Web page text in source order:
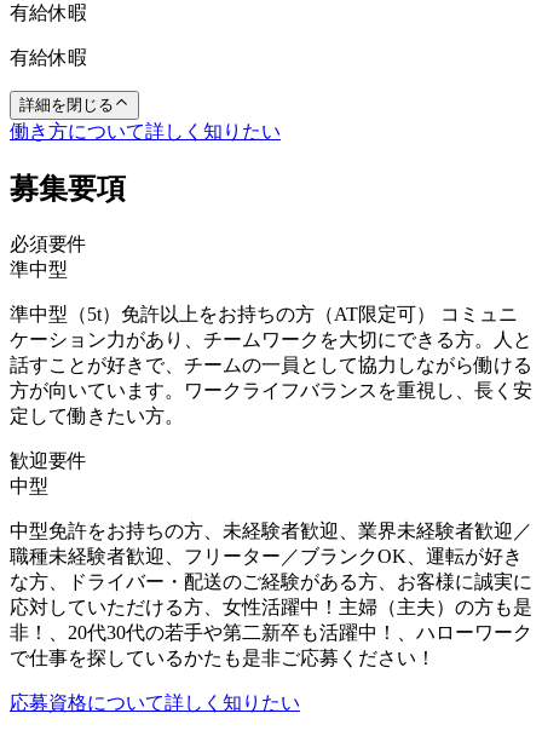
有給休暇
有給休暇
詳細を閉じる
働き方について詳しく知りたい
募集要項
必須要件
準中型
準中型（5t）免許以上をお持ちの方（AT限定可） コミュニ
ケーション力があり、チームワークを大切にできる方。人と
話すことが好きで、チームの一員として協力しながら働ける
方が向いています。ワークライフバランスを重視し、長く安
定して働きたい方。
歓迎要件
中型
中型免許をお持ちの方、未経験者歓迎、業界未経験者歓迎／
職種未経験者歓迎、フリーター／ブランクOK、運転が好き
な方、ドライバー・配送のご経験がある方、お客様に誠実に
応対していただける方、女性活躍中！主婦（主夫）の方も是
非！、20代30代の若手や第二新卒も活躍中！、ハローワーク
で仕事を探しているかたも是非ご応募ください！
応募資格について詳しく知りたい